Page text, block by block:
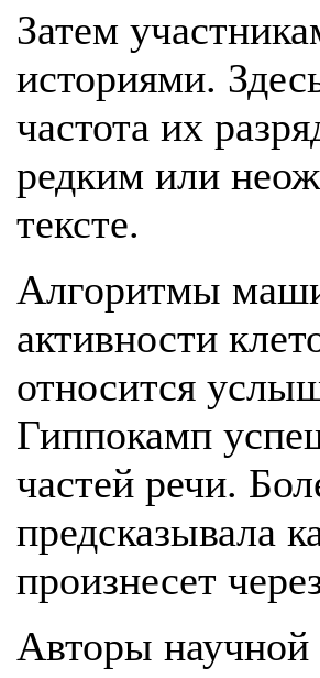
Затем
историями.
частота их
редким или
тексте.
Алгоритмы
активности
относится
Гиппокамп
частей речи.
предсказывала
произнесет
Авторы научной